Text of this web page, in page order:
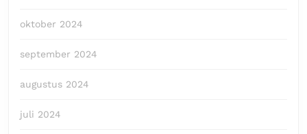
oktober 2024
september 2024
augustus 2024
juli 2024